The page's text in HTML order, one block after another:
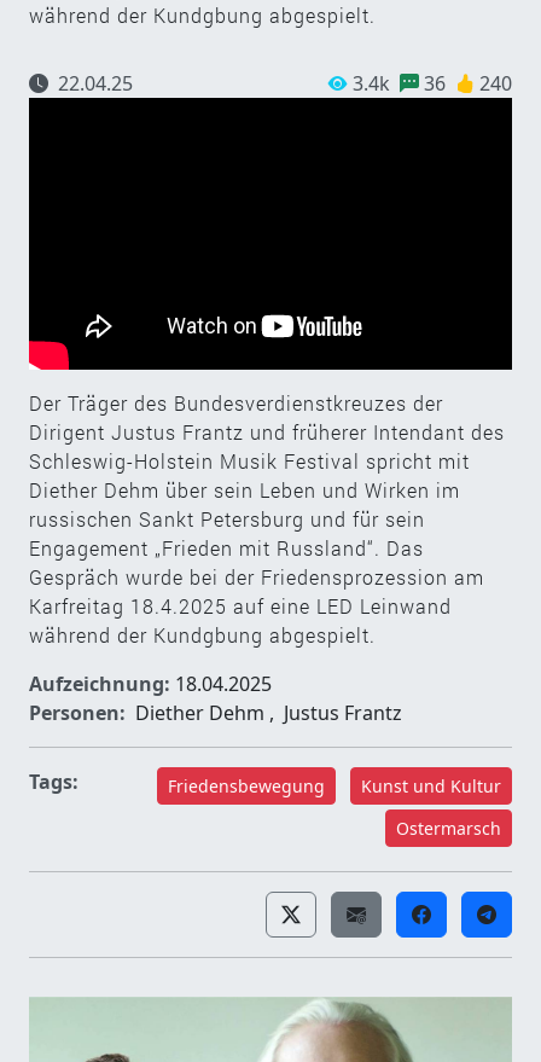
während der Kundgbung abgespielt.
22.04.25 3.4k 36 240
Der Träger des Bundesverdienstkreuzes der
Dirigent Justus Frantz und früherer Intendant des
Schleswig-Holstein Musik Festival spricht mit
Diether Dehm über sein Leben und Wirken im
russischen Sankt Petersburg und für sein
Engagement „Frieden mit Russland“. Das
Gespräch wurde bei der Friedensprozession am
Karfreitag 18.4.2025 auf eine LED Leinwand
während der Kundgbung abgespielt.
Aufzeichnung: 18.04.2025
Personen: Diether Dehm , Justus Frantz
Tags: Friedensbewegung
Kunst und Kultur
Ostermarsch